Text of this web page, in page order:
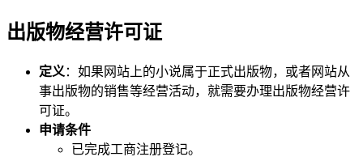
出版物经营许可证
定义 ：如果网站上的小说属于正式出版物，或者网站从
事出版物的销售等经营活动，就需要办理出版物经营许
可证。
申请条件
已完成工商注册登记。